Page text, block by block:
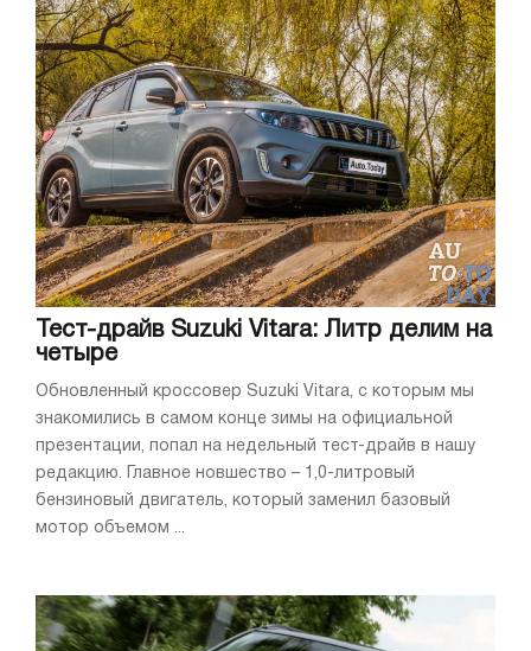
Тест-драйв Suzuki Vitara: Литр делим на
четыре
Обновленный кроссовер Suzuki Vitara, с которым мы
знакомились в самом конце зимы на официальной
презентации, попал на недельный тест-драйв в нашу
редакцию. Главное новшество – 1,0-литровый
бензиновый двигатель, который заменил базовый
мотор объемом ...